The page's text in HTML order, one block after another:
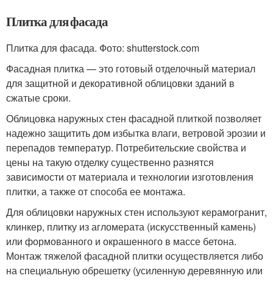
Плитка для фасада
Плитка для фасада. Фото: shutterstock.com
Фасадная плитка — это готовый отделочный материал
для защитной и декоративной облицовки зданий в
сжатые сроки.
Облицовка наружных стен фасадной плиткой позволяет
надежно защитить дом избытка влаги, ветровой эрозии и
перепадов температур. Потребительские свойства и
цены на такую отделку существенно разнятся
зависимости от материала и технологии изготовления
плитки, а также от способа ее монтажа.
Для облицовки наружных стен используют керамогранит,
клинкер, плитку из агломерата (искусственный камень)
или формованного и окрашенного в массе бетона.
Монтаж тяжелой фасадной плитки осуществляется либо
на специальную обрешетку (усиленную деревянную или